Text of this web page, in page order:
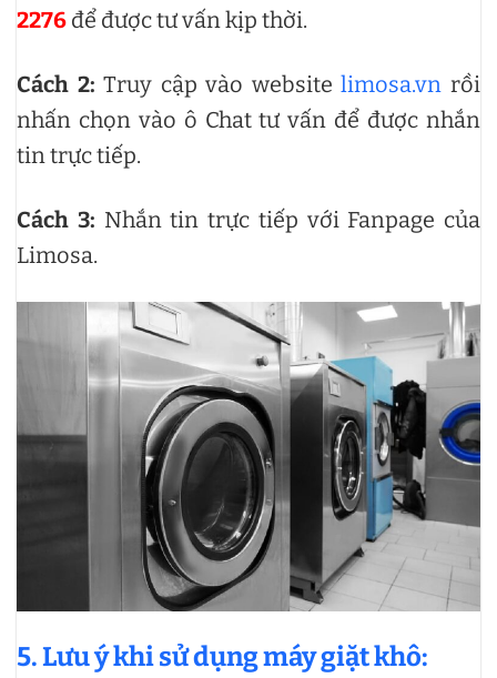
2276 để được tư vấn kịp thời.
Cách 2:Truy cập vào websitelimosa.vn rồi
nhấn chọn vào ô Chat tư vấn để được nhắn
tin trực tiếp.
Cách 3: Nhắn tin trực tiếp với Fanpage của
Limosa.
5. Lưu ý khi sử dụng máy giặt khô: